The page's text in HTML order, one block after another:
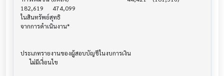
182,619      474,099
ในสินทรัพย์สุทธิ
จากการดำเนินงาน*
ประเภทรายงานของผู้สอบบัญชีในงบการเงิน
      ไม่มีเงื่อนไข